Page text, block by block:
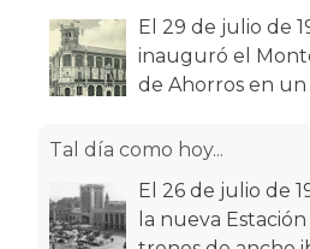
El 29 de julio de
inauguró el
de Ahorros en
Tal día como hoy...
El 26 de julio de
la nueva